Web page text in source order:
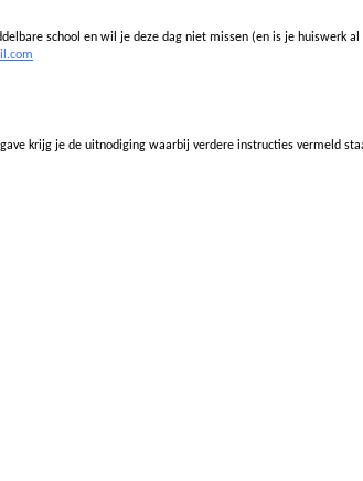
school en wil je deze dag niet missen (en is je huiswerk
krijg je de uitnodiging waarbij verdere instructies vermeld